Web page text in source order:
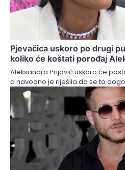
Pjevačica uskoro po drugi
koliko će koštati porođaj
Aleksandra Prijović uskoro će
a navodno je riješila da se to